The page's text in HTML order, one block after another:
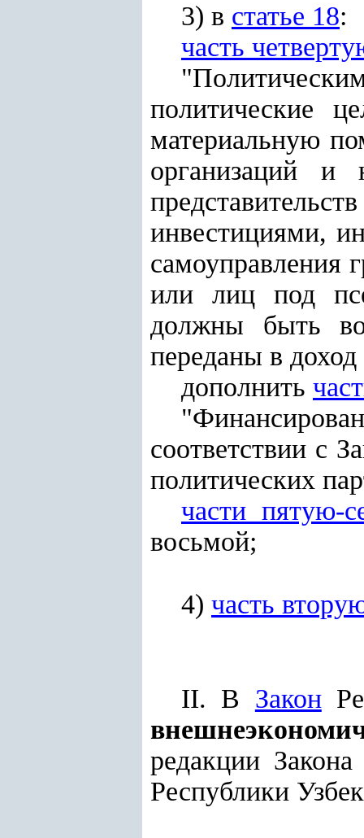
3) в статье 18:
часть
политические
материальную
организаций и
инвестициями,
самоуправления
или лиц под
должны быть
переданы в доход
дополнить
соответствии с
политических
части пятую-
восьмой;
4) часть
II. В Закон
редакции
Республики